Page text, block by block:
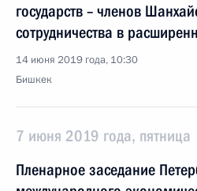
государств – членов
сотрудничества в
14 июня 2019 года, 10:30
Бишкек
7 июня 2019 года, пятница
Пленарное заседание